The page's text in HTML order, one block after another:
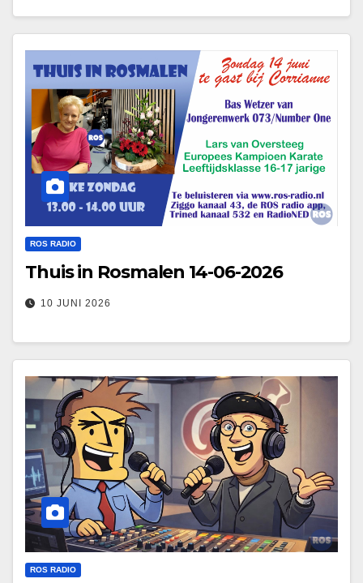
ROS RADIO
Thuis in Rosmalen 14-06-2026
10 JUNI 2026
ROS RADIO